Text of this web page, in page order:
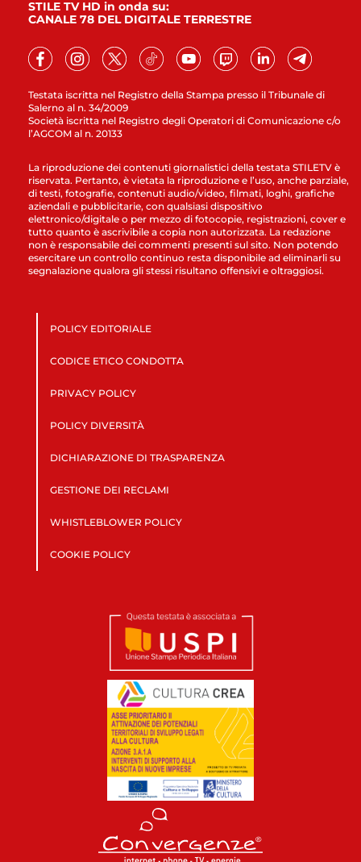
Testata iscritta nel Registro della Stampa presso il Tribunale di
Salerno al n. 34/2009
Società iscritta nel Registro degli Operatori di Comunicazione c/o
l’AGCOM al n. 20133
STILE TV HD in onda su:
CANALE 78 DEL DIGITALE TERRESTRE
La riproduzione dei contenuti giornalistici della testata STILETV è
riservata. Pertanto, è vietata la riproduzione e l’uso, anche parziale,
di testi, fotografie, contenuti audio/video, filmati, loghi, grafiche
aziendali e pubblicitarie, con qualsiasi dispositivo
elettronico/digitale o per mezzo di fotocopie, registrazioni, cover e
tutto quanto è ascrivibile a copia non autorizzata. La redazione
non è responsabile dei commenti presenti sul sito. Non potendo
esercitare un controllo continuo resta disponibile ad eliminarli su
segnalazione qualora gli stessi risultano offensivi e oltraggiosi.
POLICY EDITORIALE
CODICE ETICO CONDOTTA
PRIVACY POLICY
POLICY DIVERSITÀ
DICHIARAZIONE DI TRASPARENZA
GESTIONE DEI RECLAMI
WHISTLEBLOWER POLICY
COOKIE POLICY